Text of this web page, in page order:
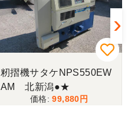
籾摺機サタケNPS550EW
AM 北新潟●★
99,880